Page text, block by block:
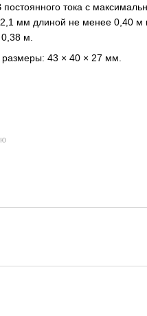
тока с
мм длиной не менее 0,40 м
м.
43 × 40 × 27 мм.